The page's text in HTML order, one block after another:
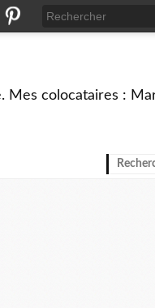
colocataires :